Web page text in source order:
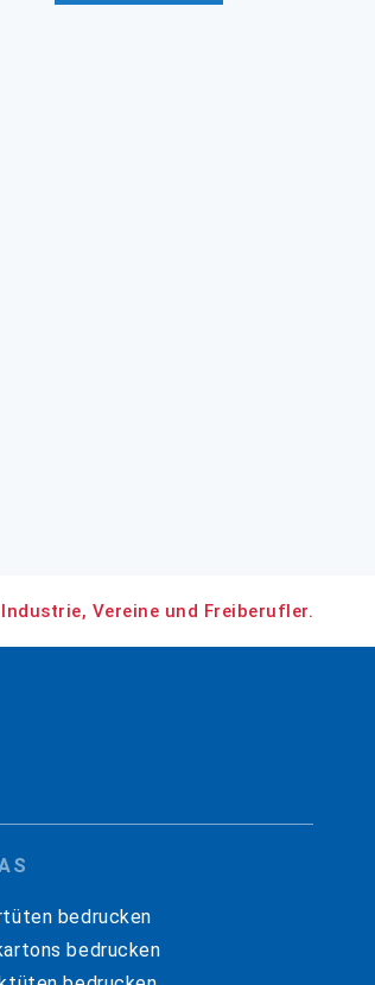
Vereine und Freiberufler.
bedrucken
bedrucken